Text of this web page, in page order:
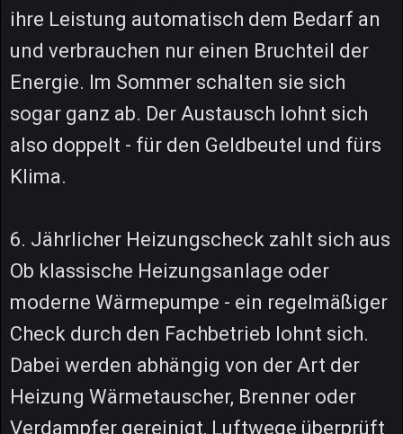
ihre Leistung automatisch dem Bedarf an
und verbrauchen nur einen Bruchteil der
Energie. Im Sommer schalten sie sich
sogar ganz ab. Der Austausch lohnt sich
also doppelt - für den Geldbeutel und fürs
Klima.
6. Jährlicher Heizungscheck zahlt sich aus
Ob klassische Heizungsanlage oder
moderne Wärmepumpe - ein regelmäßiger
Check durch den Fachbetrieb lohnt sich.
Dabei werden abhängig von der Art der
Heizung Wärmetauscher, Brenner oder
Verdampfer gereinigt, Luftwege überprüft